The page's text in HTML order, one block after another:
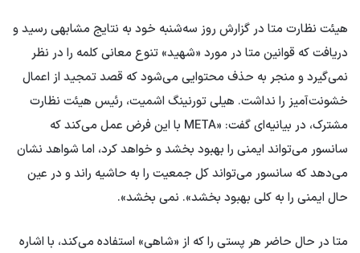
هیئت نظارت متا در گزارش روز سه‌شنبه خود به نتایج مشابهی رسید و
دریافت که قوانین متا در مورد «شهید» تنوع معانی کلمه را در نظر
نمی‌گیرد و منجر به حذف محتوایی می‌شود که قصد تمجید از اعمال
خشونت‌آمیز را نداشت. هیلی تورنینگ اشمیت، رئیس هیئت نظارت
مشترک، در بیانیه‌ای گفت: «META با این فرض عمل می‌کند که
سانسور می‌تواند ایمنی را بهبود بخشد و خواهد کرد، اما شواهد نشان
می‌دهد که سانسور می‌تواند کل جمعیت را به حاشیه راند و در عین
حال ایمنی را به کلی بهبود بخشد». نمی بخشد».
متا در حال حاضر هر پستی را که از «شاهی» استفاده می‌کند، با اشاره